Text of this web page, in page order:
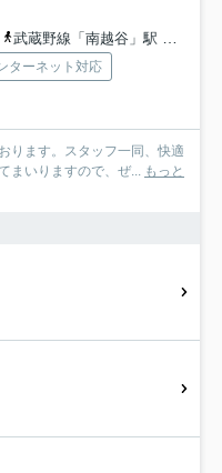
武蔵野線「南越谷」駅 徒歩5分
ターネット対応
ります。スタッフ一同、快適
まいりますので、ぜ...
もっと